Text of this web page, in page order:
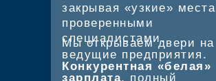
закрывая «узкие» места
проверенными
специалистами.
Мы открываем двери на
ведущие предприятия.
Конкурентная «белая»
зарплата, полный